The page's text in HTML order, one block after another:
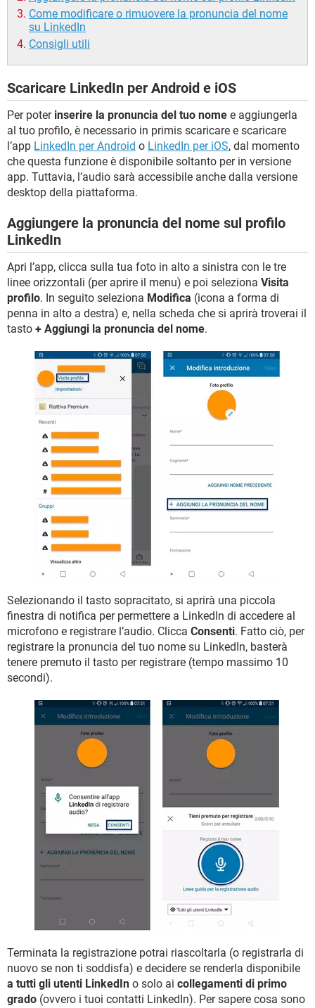
Come modificare o rimuovere la pronuncia del nome
su LinkedIn
Consigli utili
Scaricare LinkedIn per Android e iOS
Per poter inserire la pronuncia del tuo nome e aggiungerla
al tuo profilo, è necessario in primis scaricare e scaricare
l’app LinkedIn per Android o LinkedIn per iOS, dal momento
che questa funzione è disponibile soltanto per in versione
app. Tuttavia, l’audio sarà accessibile anche dalla versione
desktop della piattaforma.
Aggiungere la pronuncia del nome sul profilo
LinkedIn
Apri l’app, clicca sulla tua foto in alto a sinistra con le tre
linee orizzontali (per aprire il menu) e poi seleziona Visita
profilo. In seguito seleziona Modifica (icona a forma di
penna in alto a destra) e, nella scheda che si aprirà troverai il
tasto + Aggiungi la pronuncia del nome.
Selezionando il tasto sopracitato, si aprirà una piccola
finestra di notifica per permettere a LinkedIn di accedere al
microfono e registrare l’audio. Clicca Consenti. Fatto ciò, per
registrare la pronuncia del tuo nome su LinkedIn, basterà
tenere premuto il tasto per registrare (tempo massimo 10
secondi).
Terminata la registrazione potrai riascoltarla (o registrarla di
nuovo se non ti soddisfa) e decidere se renderla disponibile
a tutti gli utenti LinkedIn o solo ai collegamenti di primo
grado (ovvero i tuoi contatti LinkedIn). Per sapere cosa sono